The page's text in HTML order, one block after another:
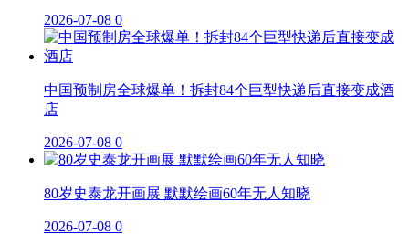
2026-07-08 0
中国预制房全球爆单！拆封84个巨型快递后直接变成酒
店
2026-07-08 0
80岁史泰龙开画展 默默绘画60年无人知晓
2026-07-08 0